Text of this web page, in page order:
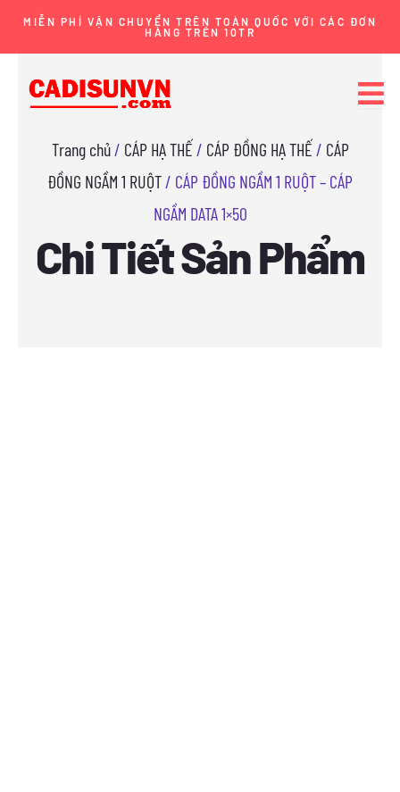
Nhảy
MIỄN PHÍ VẬN CHUYỂN TRÊN TOÀN QUỐC VỚI CÁC ĐƠN
HÀNG TRÊN 10TR
Trang chủ/ CÁP HẠ THẾ / CÁP ĐỒNG HẠ THẾ / CÁP
ĐỒNG NGẦM 1 RUỘT / CÁP ĐỒNG NGẦM 1 RUỘT – CÁP
NGẦM DATA 1×50
Chi Tiết Sản Phẩm